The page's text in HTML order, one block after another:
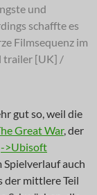
und
schaffte es
Filmsequenz im
trailer [UK] /
gut so, weil die
Great War, der
->Ubisoft
auch
der mittlere Teil